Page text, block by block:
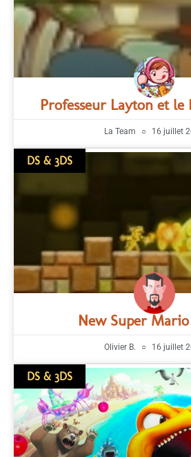
Professeur Layton et le
La Team 16 juillet
DS & 3DS
New Super
Olivier B. 16 juillet
DS & 3DS